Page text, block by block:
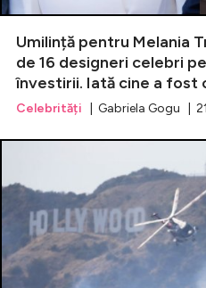
Umilință pentru Melania
de 16 designeri celebri
învestirii. Iată cine a fost
Celebrități | Gabriela Gogu |